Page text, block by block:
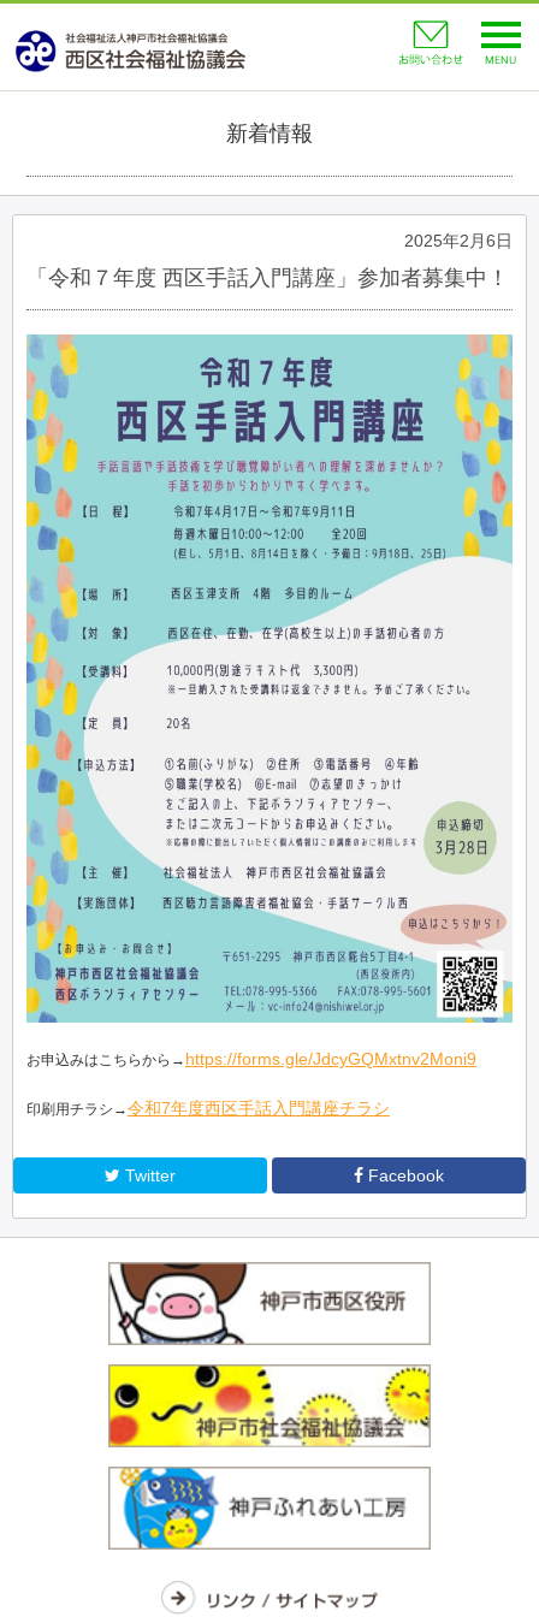
新着情報
2025年2月6日
「令和７年度 西区手話入門講座」参加者募集中！
お申込みはこちらから→ https://forms.gle/JdcyGQMxtnv2Moni9
印刷用チラシ→令和7年度西区手話入門講座チラシ
Twitter Facebook